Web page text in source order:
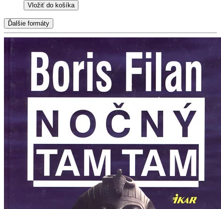
Vložiť do košíka
Ďalšie formáty